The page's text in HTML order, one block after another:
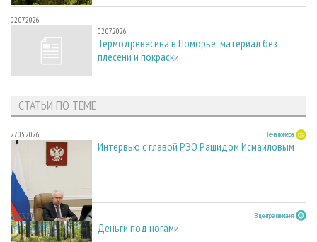
02.07.2026
02.07.2026
Термодревесина в Поморье: материал без
плесени и покраски
СТАТЬИ ПО ТЕМЕ
27.05.2026 Тема номера
Интервью с главой РЭО Рашидом Исмаиловым
23.03.2026 В центре внимания
Деньги под ногами